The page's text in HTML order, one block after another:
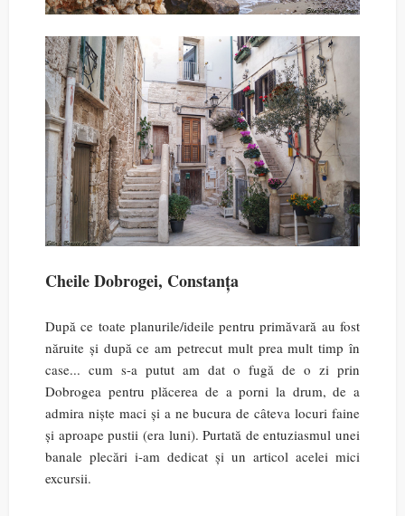
Cheile Dobrogei, Constanța
După ce toate planurile/ideile pentru primăvară au fost
năruite și după ce am petrecut mult prea mult timp în
case... cum s-a putut am dat o fugă de o zi prin
Dobrogea pentru plăcerea de a porni la drum, de a
admira niște maci și a ne bucura de câteva locuri faine
și aproape pustii (era luni). Purtată de entuziasmul unei
banale plecări i-am dedicat și un articol acelei mici
excursii.